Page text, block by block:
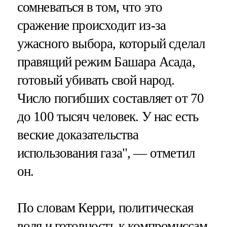
сомневаться в том, что это
сражение происходит из-за
ужасного выбора, который сделал
правящий режим Башара Асада,
готовый убивать свой народ.
Число погибших составляет от 70
до 100 тысяч человек. У нас есть
веские доказательства
использования газа", — отметил
он.
По словам Керри, политическая